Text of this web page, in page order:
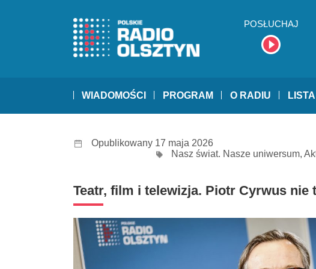
POSŁUCHAJ
WIADOMOŚCI PROGRAM O RADIU
Opublikowany 17 maja 2026
Nasz świat. Nasze uniwersum,
Teatr, film i telewizja. Piotr Cyrwus nie